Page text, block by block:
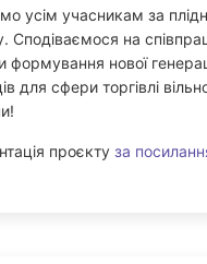
усім учасникам за
Сподіваємося на
формування нової
для сфери торгівлі
проєкту за